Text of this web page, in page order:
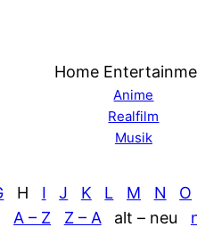
Home
Anime
Realfilm
Musik
H I J K L M N O
A – Z
Z – A alt – neu